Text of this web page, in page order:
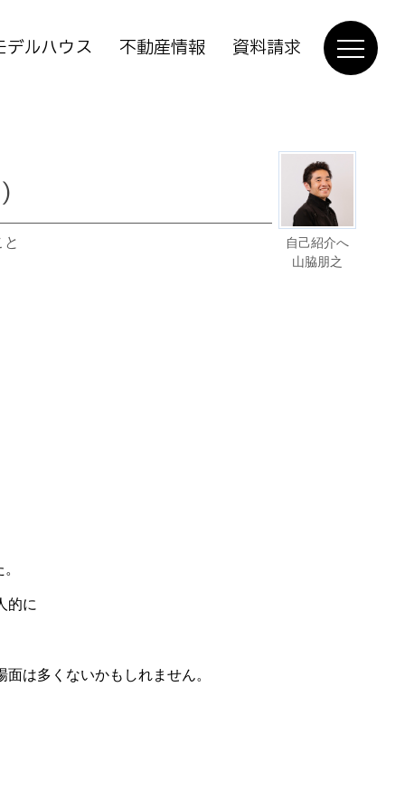
デルハウス 不動産情報 資料請求
自己紹介へ
山脇朋之
的に
は多くないかもしれません。